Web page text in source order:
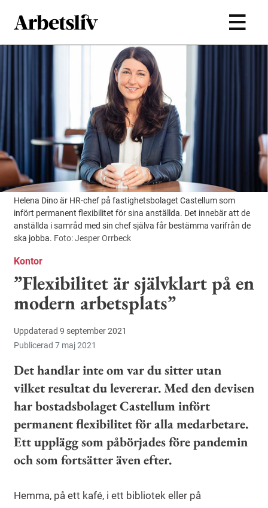
Hoppa till huvudinnehållet
Helena Dino är HR-chef på fastighetsbolaget Castellum som
infört permanent flexibilitet för sina anställda. Det innebär att de
anställda i samråd med sin chef själva får bestämma varifrån de
ska jobba. Foto: Jesper Orrbeck
Kontor
”Flexibilitet är självklart på en
modern arbetsplats”
Uppdaterad 9 september 2021
Publicerad 7 maj 2021
Det handlar inte om var du sitter utan
vilket resultat du levererar. Med den devisen
har bostadsbolaget Castellum infört
permanent flexibilitet för alla medarbetare.
Ett upplägg som påbörjades före pandemin
och som fortsätter även efter.
Hemma, på ett kafé, i ett bibliotek eller på